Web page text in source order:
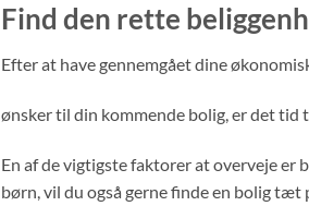
Find den rette
Efter at have gennemgået dine
ønsker til din kommende bolig, er det tid
En af de vigtigste faktorer at overveje er
børn, vil du også gerne finde en bolig